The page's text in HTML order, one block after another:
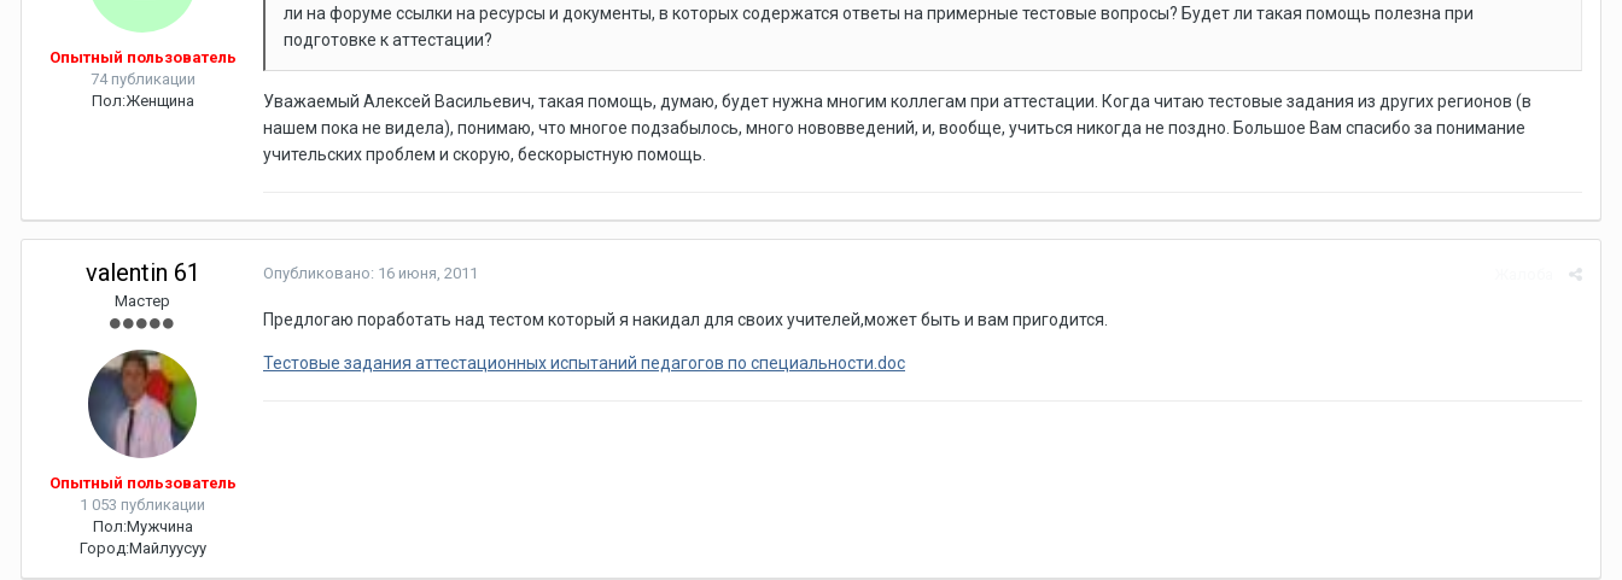
Опытный пользователь
74 публикации
Пол:Женщина
ли на форуме ссылки на ресурсы и документы, в которых содержатся ответы на примерные тестовые вопросы? Будет ли такая помощь полезна при
подготовке к аттестации?
Уважаемый Алексей Васильевич, такая помощь, думаю, будет нужна многим коллегам при аттестации. Когда читаю тестовые задания из других регионов (в
нашем пока не видела), понимаю, что многое подзабылось, много нововведений, и, вообще, учиться никогда не поздно. Большое Вам спасибо за понимание
учительских проблем и скорую, бескорыстную помощь.
valentin 61
Мастер
Опытный пользователь
1 053 публикации
Пол:Мужчина
Город:Майлуусуу
Опубликовано: 16 июня, 2011
Предлогаю поработать над тестом который я накидал для своих учителей,может быть и вам пригодится.
Тестовые задания аттестационных испытаний педагогов по специальности.doc